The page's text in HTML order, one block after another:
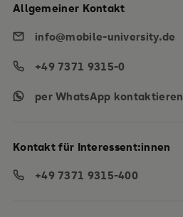
Allgemeiner Kontakt
info@mobile-university.de
+49 7371 9315-0
per WhatsApp kontaktieren
Kontakt für Interessent:innen
+49 7371 9315-400